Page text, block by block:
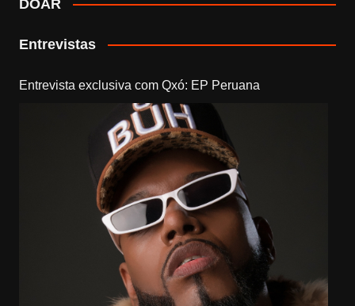
DOAR
Entrevistas
Entrevista exclusiva com Qxó: EP Peruana